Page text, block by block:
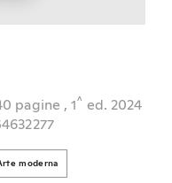
pagine , 1^ ed. 2024
moderna